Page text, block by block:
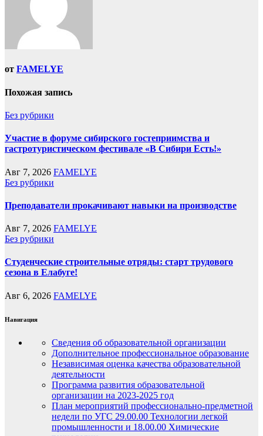
от FAMELYE
Похожая запись
Без рубрики
Участие в форуме сибирского гостеприимства и
гастротуристическом фестивале «В Сибири Есть!»
Авг 7, 2026 FAMELYE
Без рубрики
Преподаватели прокачивают навыки на производстве
Авг 7, 2026 FAMELYE
Без рубрики
Студенческие строительные отряды: старт трудового
сезона в Елабуге!
Авг 6, 2026 FAMELYE
Навигация
Сведения об образовательной организации
Дополнительное профессиональное образование
Независимая оценка качества образовательной
деятельности
Программа развития образовательной
организации на 2023-2025 год
План мероприятий профессионально-предметной
недели по УГС 29.00.00 Технологии легкой
промышленности и 18.00.00 Химические